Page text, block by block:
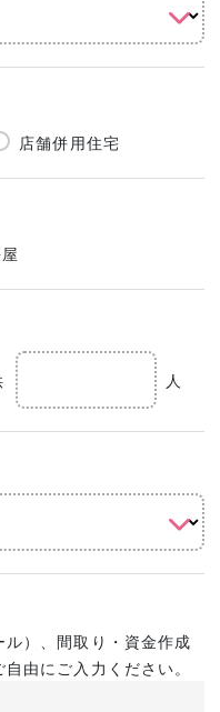
店舗併用住宅
人
）、間取り・資金作成
由にご入力ください。